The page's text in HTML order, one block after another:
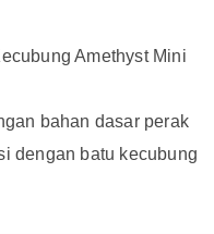
Amethyst Mini
bahan dasar perak
dengan batu kecubung